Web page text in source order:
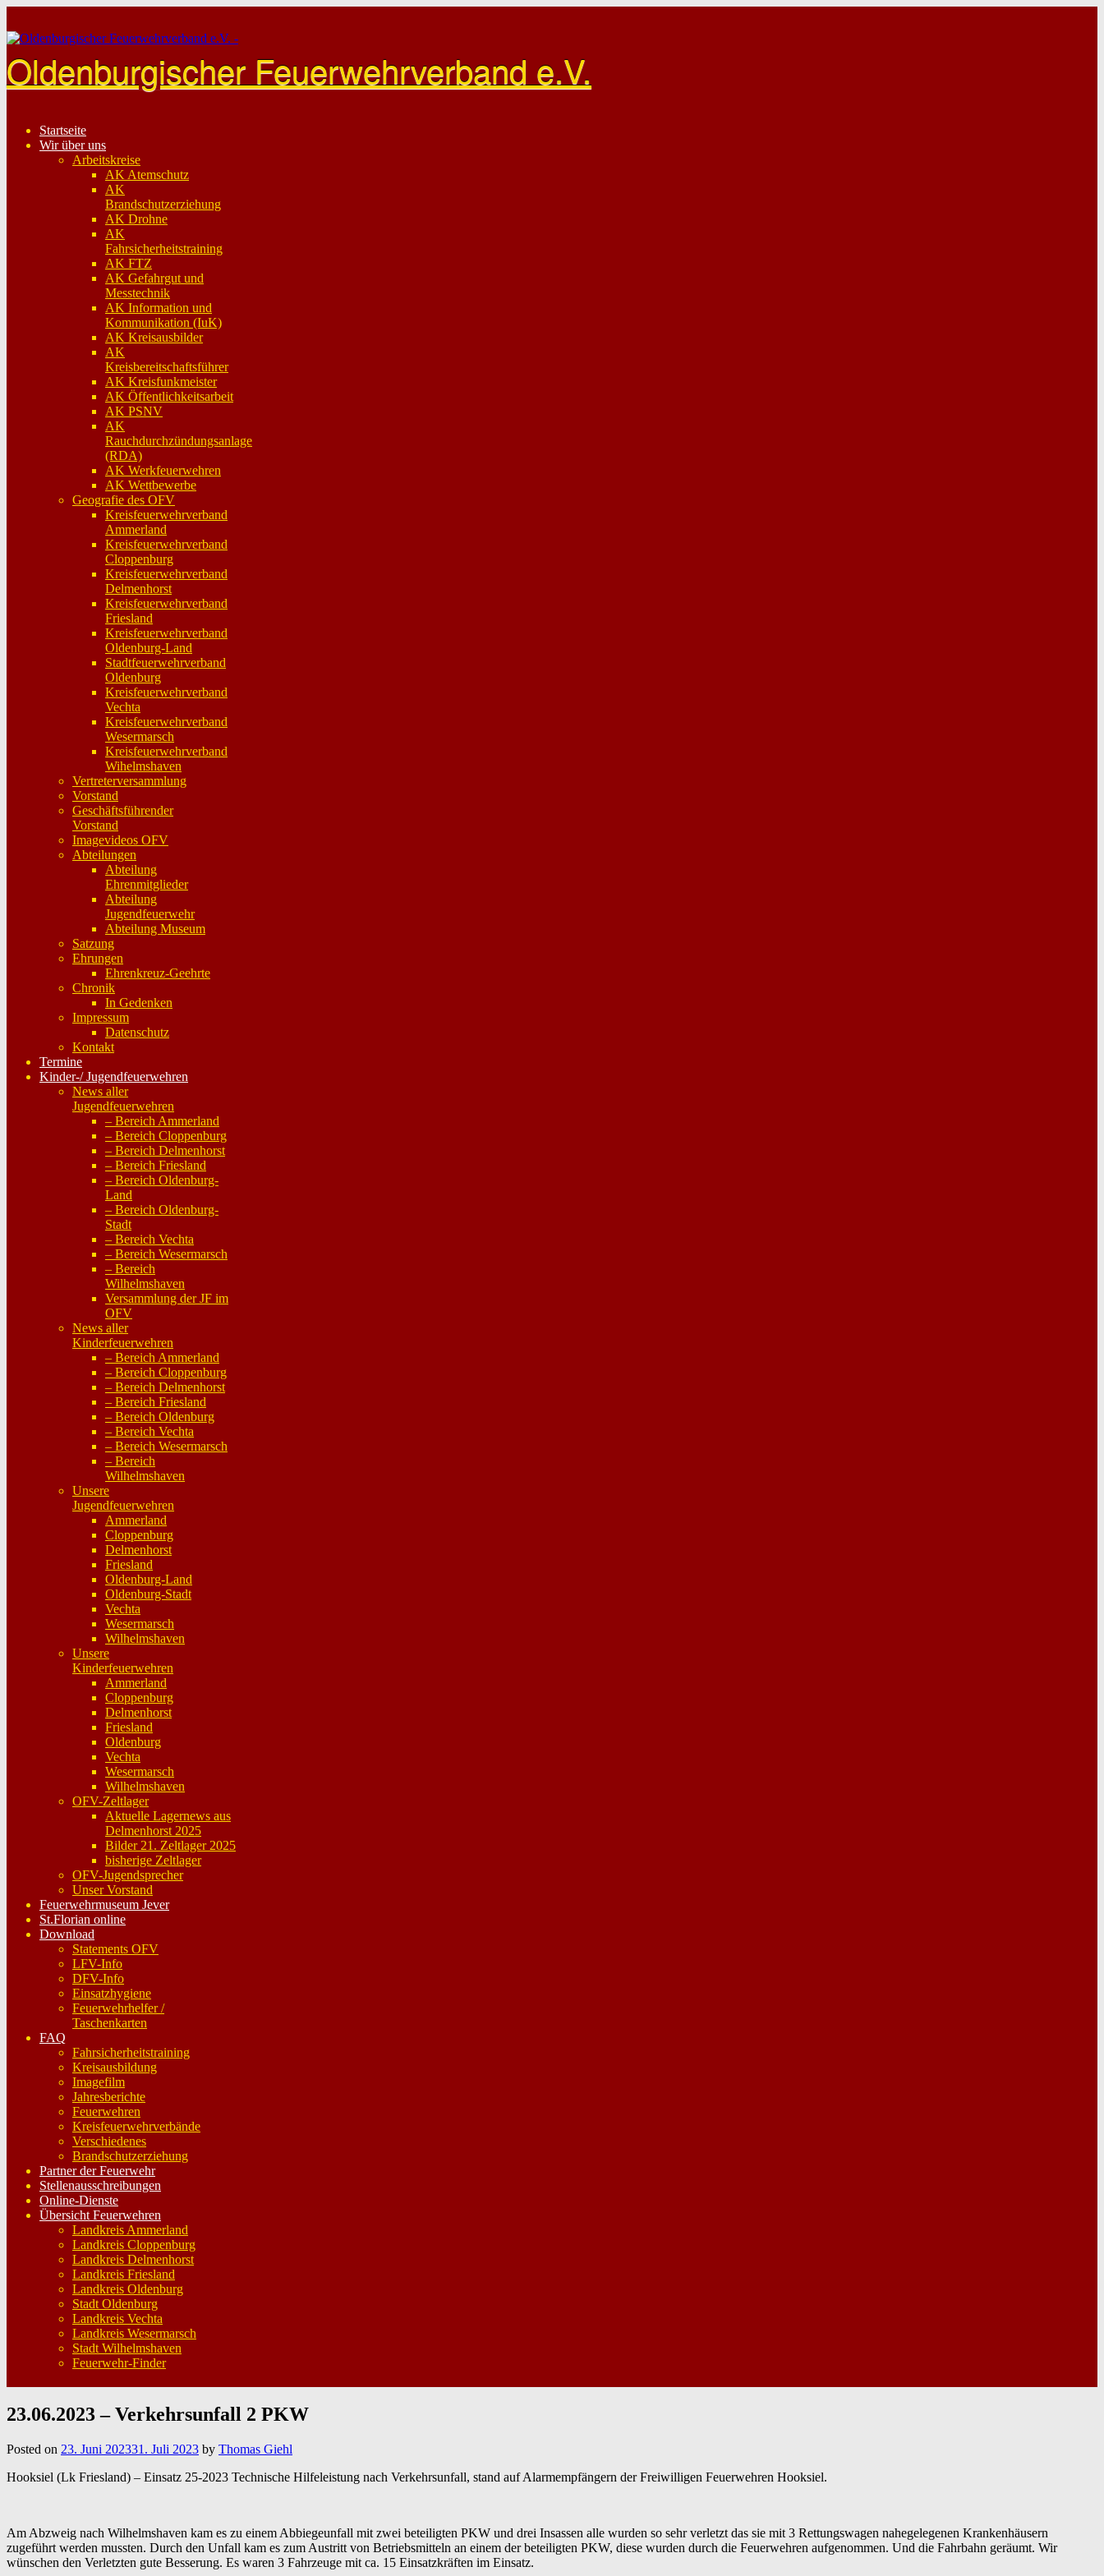
content
Oldenburgischer Feuerwehrverband e.V.
Startseite
Wir über uns
Arbeitskreise
AK Atemschutz
AK
Brandschutzerziehung
AK Drohne
AK
Fahrsicherheitstraining
AK FTZ
AK Gefahrgut und
Messtechnik
AK Information und
Kommunikation (IuK)
AK Kreisausbilder
AK
Kreisbereitschaftsführer
AK Kreisfunkmeister
AK Öffentlichkeitsarbeit
AK PSNV
AK
Rauchdurchzündungsanlage
(RDA)
AK Werkfeuerwehren
AK Wettbewerbe
Geografie des OFV
Kreisfeuerwehrverband
Ammerland
Kreisfeuerwehrverband
Cloppenburg
Kreisfeuerwehrverband
Delmenhorst
Kreisfeuerwehrverband
Friesland
Kreisfeuerwehrverband
Oldenburg-Land
Stadtfeuerwehrverband
Oldenburg
Kreisfeuerwehrverband
Vechta
Kreisfeuerwehrverband
Wesermarsch
Kreisfeuerwehrverband
Wihelmshaven
Vertreterversammlung
Vorstand
Geschäftsführender
Vorstand
Imagevideos OFV
Abteilungen
Abteilung
Ehrenmitglieder
Abteilung
Jugendfeuerwehr
Abteilung Museum
Satzung
Ehrungen
Ehrenkreuz-Geehrte
Chronik
In Gedenken
Impressum
Datenschutz
Kontakt
Termine
Kinder-/ Jugendfeuerwehren
News aller
Jugendfeuerwehren
– Bereich Ammerland
– Bereich Cloppenburg
– Bereich Delmenhorst
– Bereich Friesland
– Bereich Oldenburg-
Land
– Bereich Oldenburg-
Stadt
– Bereich Vechta
– Bereich Wesermarsch
– Bereich
Wilhelmshaven
Versammlung der JF im
OFV
News aller
Kinderfeuerwehren
– Bereich Ammerland
– Bereich Cloppenburg
– Bereich Delmenhorst
– Bereich Friesland
– Bereich Oldenburg
– Bereich Vechta
– Bereich Wesermarsch
– Bereich
Wilhelmshaven
Unsere
Jugendfeuerwehren
Ammerland
Cloppenburg
Delmenhorst
Friesland
Oldenburg-Land
Oldenburg-Stadt
Vechta
Wesermarsch
Wilhelmshaven
Unsere
Kinderfeuerwehren
Ammerland
Cloppenburg
Delmenhorst
Friesland
Oldenburg
Vechta
Wesermarsch
Wilhelmshaven
OFV-Zeltlager
Aktuelle Lagernews aus
Delmenhorst 2025
Bilder 21. Zeltlager 2025
bisherige Zeltlager
OFV-Jugendsprecher
Unser Vorstand
Feuerwehrmuseum Jever
St.Florian online
Download
Statements OFV
LFV-Info
DFV-Info
Einsatzhygiene
Feuerwehrhelfer /
Taschenkarten
FAQ
Fahrsicherheitstraining
Kreisausbildung
Imagefilm
Jahresberichte
Feuerwehren
Kreisfeuerwehrverbände
Verschiedenes
Brandschutzerziehung
Partner der Feuerwehr
Stellenausschreibungen
Online-Dienste
Übersicht Feuerwehren
Landkreis Ammerland
Landkreis Cloppenburg
Landkreis Delmenhorst
Landkreis Friesland
Landkreis Oldenburg
Stadt Oldenburg
Landkreis Vechta
Landkreis Wesermarsch
Stadt Wilhelmshaven
Feuerwehr-Finder
23.06.2023 – Verkehrsunfall 2 PKW
Posted on 23. Juni 202331. Juli 2023 by Thomas Giehl
Hooksiel (Lk Friesland) – Einsatz 25-2023 Technische Hilfeleistung nach Verkehrsunfall, stand auf Alarmempfängern der Freiwilligen Feuerwehren Hooksiel.
Am Abzweig nach Wilhelmshaven kam es zu einem Abbiegeunfall mit zwei beteiligten PKW und drei Insassen alle wurden so sehr verletzt das sie mit 3 Rettungswagen nahegelegenen Krankenhäusern
zugeführt werden mussten. Durch den Unfall kam es zum Austritt von Betriebsmitteln an einem der beteiligten PKW, diese wurden durch die Feuerwehren aufgenommen. Und die Fahrbahn geräumt. Wir
wünschen den Verletzten gute Besserung. Es waren 3 Fahrzeuge mit ca. 15 Einsatzkräften im Einsatz.